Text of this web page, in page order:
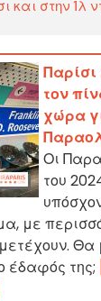
και στην Ίλ
τον
χώρα
Οι
του
με
Θα
έδαφός της;